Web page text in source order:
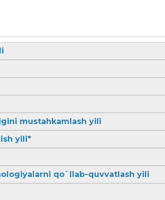
mustahkamlash yili
yili"
qo`llab-quvvatlash yili